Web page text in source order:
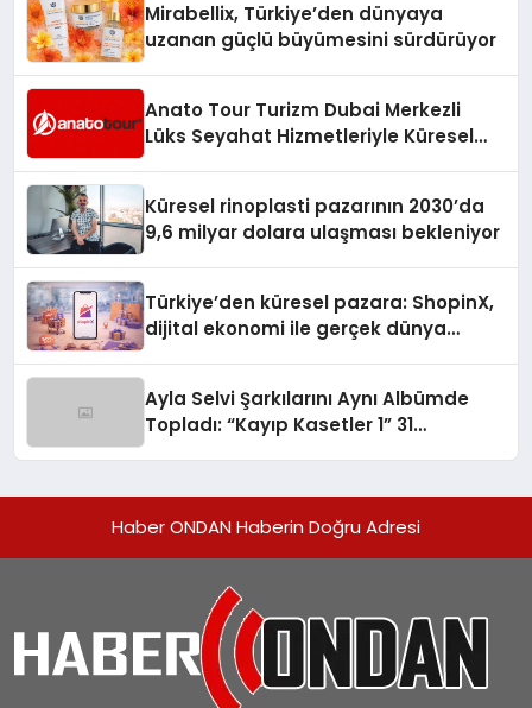
Mirabellix, Türkiye’den dünyaya
uzanan güçlü büyümesini sürdürüyor
Anato Tour Turizm Dubai Merkezli
Lüks Seyahat Hizmetleriyle Küresel
Küresel rinoplasti pazarının 2030’da
9,6 milyar dolara ulaşması bekleniyor
Türkiye’den küresel pazara: ShopinX,
dijital ekonomi ile gerçek dünya
Ayla Selvi Şarkılarını Aynı Albümde
Topladı: “Kayıp Kasetler 1” 31
Haber ONDAN Haberin Doğru Adresi